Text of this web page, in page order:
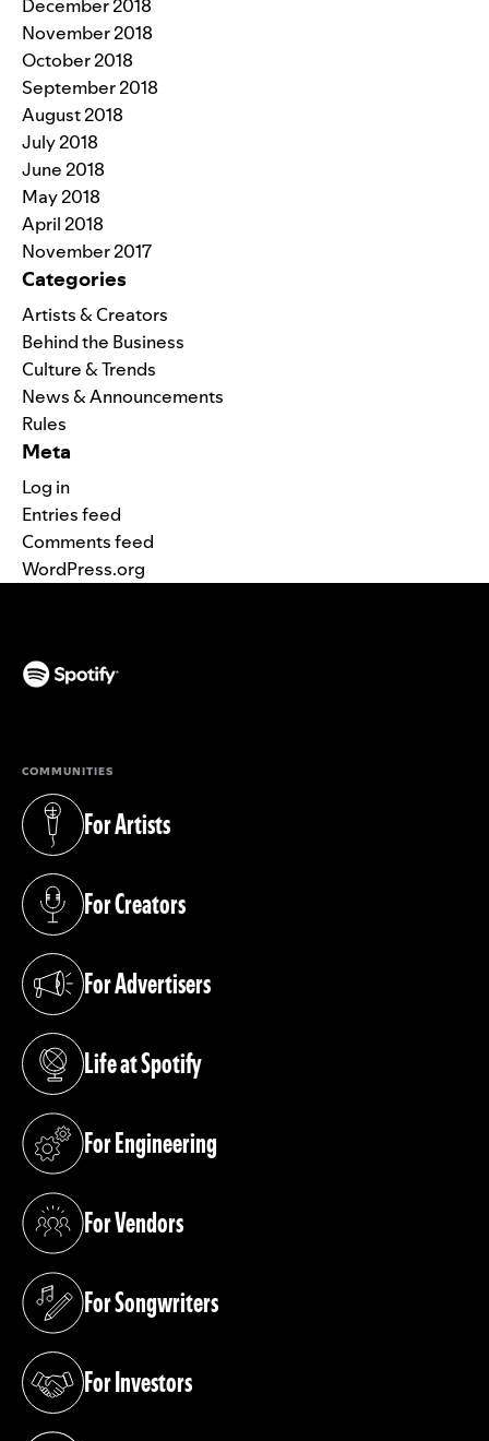
December 2018
November 2018
October 2018
September 2018
August 2018
July 2018
June 2018
May 2018
April 2018
November 2017
Categories
Artists & Creators
Behind the Business
Culture & Trends
News & Announcements
Rules
Meta
Log in
Entries feed
Comments feed
WordPress.org
COMMUNITIES
For Artists
(opens in a new tab)
For Creators
(opens in a new tab)
For Advertisers
(opens in a new tab)
Life at Spotify
(opens in a new tab)
For Engineering
(opens in a new tab)
For Vendors
(opens in a new tab)
For Songwriters
(opens in a new tab)
For Investors
(opens in a new tab)